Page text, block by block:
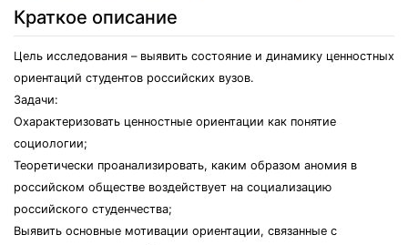
Краткое описание
Цель исследования – выявить состояние и динамику ценностных
ориентаций студентов российских вузов.
Задачи:
Охарактеризовать ценностные ориентации как понятие
социологии;
Теоретически проанализировать, каким образом аномия в
российском обществе воздействует на социализацию
российского студенчества;
Выявить основные мотивации ориентации, связанные с